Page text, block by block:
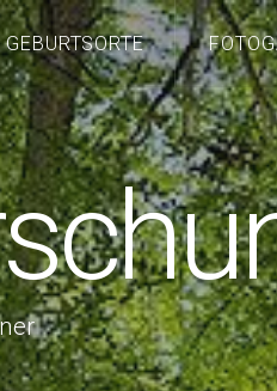
GEBURTSORTE